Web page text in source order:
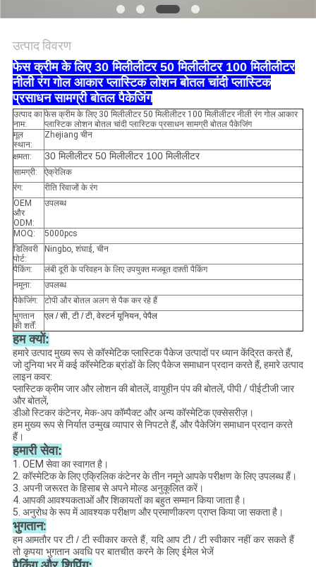
उत्पाद विवरण
फेस क्रीम के लिए 30 मिलीलीटर 50 मिलीलीटर 100 मिलीलीटर
नीली रंग गोल आकार प्लास्टिक लोशन बोतल चांदी प्लास्टिक
प्रसाधन सामग्री बोतल पैकेजिंग
उत्पाद का
नाम:
फेस क्रीम के लिए 30 मिलीलीटर 50 मिलीलीटर 100 मिलीलीटर नीली रंग गोल आकार
प्लास्टिक लोशन बोतल चांदी प्लास्टिक प्रसाधन सामग्री बोतल पैकेजिंग
मूल
स्थान:
Zhejiang चीन
क्षमता: 30 मिलीलीटर 50 मिलीलीटर 100 मिलीलीटर
सामग्री:
ऐक्रेलिक
रंग:
रीति रिवाजों के रंग
OEM
और
ODM:
उपलब्ध
MOQ:
5000pcs
डिलिवरी
पोर्ट:
Ningbo, शंघाई, चीन
पैकिंग:
लंबी दूरी के परिवहन के लिए उपयुक्त मजबूत दफ़्ती पैकिंग
नमूना:
उपलब्ध
पैकेजिंग:
टोपी और बोतल अलग से पैक कर रहे हैं
भुगतान
की शर्तें:
एल / सी, टी / टी, वेस्टर्न यूनियन, पेपैल
हम क्यों:
हमारे उत्पाद मुख्य रूप से कॉस्मेटिक प्लास्टिक पैकेज उत्पादों पर ध्यान केंद्रित करते हैं,
जो दुनिया भर में कई कॉस्मेटिक ब्रांडों के लिए पैकेज समाधान प्रदान करते हैं, हमारे उत्पाद
लाइन कवर:
प्लास्टिक क्रीम जार और लोशन की बोतलें, वायुहीन पंप की बोतलें, पीपी / पीईटीजी जार
और बोतलें,
डीओ स्टिकर कंटेनर, मेक-अप कॉम्पैक्ट और अन्य कॉस्मेटिक एक्सेसरीज़।
हम मुख्य रूप से निर्यात उन्मुख व्यापार से निपटते हैं, और पैकेजिंग समाधान प्रदान करते
हैं।
हमारी सेवा:
1. OEM सेवा का स्वागत है।
2. कॉस्मेटिक के लिए एक्रिलिक कंटेनर के तीन नमूने आपके परीक्षण के लिए उपलब्ध हैं।
3. अपनी जरूरत के हिसाब से अपने मोल्ड अनुकूलित करें।
4. आपकी आवश्यकताओं और शिकायतों का बहुत सम्मान किया जाता है।
5. अनुरोध के रूप में आवश्यक परीक्षण और प्रमाणीकरण प्राप्त किया जा सकता है।
भुगतान:
हम आमतौर पर टी / टी स्वीकार करते हैं, यदि आप टी / टी स्वीकार नहीं कर सकते हैं
तो कृपया भुगतान अवधि पर बातचीत करने के लिए ईमेल भेजें